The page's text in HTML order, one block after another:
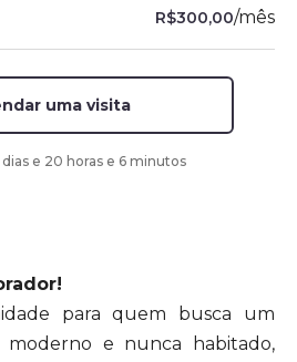
R$300,00/mês
uma visita
dias e 20 horas e 6 minutos
para quem busca um
moderno e nunca habitado,